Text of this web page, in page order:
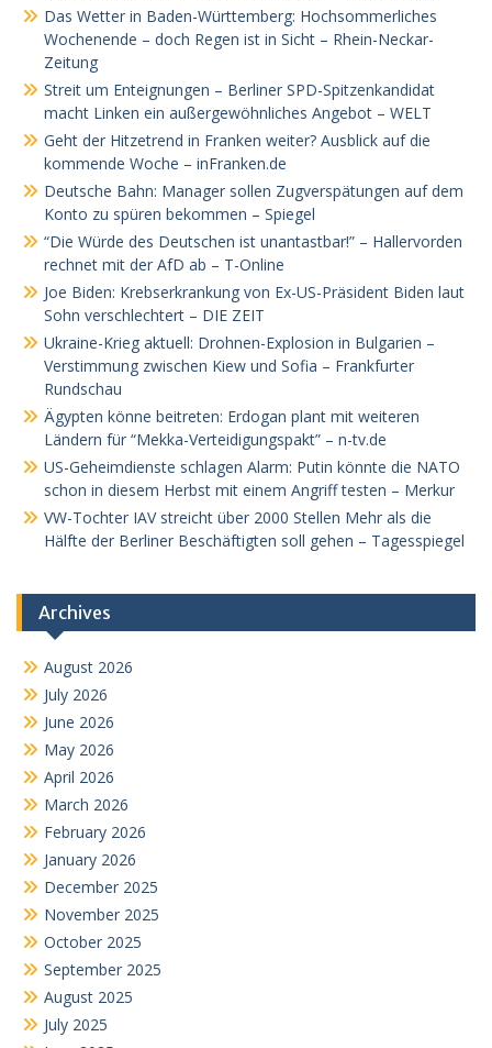
Das Wetter in Baden-Württemberg: Hochsommerliches
Wochenende – doch Regen ist in Sicht – Rhein-Neckar-
Zeitung
Streit um Enteignungen – Berliner SPD-Spitzenkandidat
macht Linken ein außergewöhnliches Angebot – WELT
Geht der Hitzetrend in Franken weiter? Ausblick auf die
kommende Woche – inFranken.de
Deutsche Bahn: Manager sollen Zugverspätungen auf dem
Konto zu spüren bekommen – Spiegel
“Die Würde des Deutschen ist unantastbar!” – Hallervorden
rechnet mit der AfD ab – T-Online
Joe Biden: Krebserkrankung von Ex-US-Präsident Biden laut
Sohn verschlechtert – DIE ZEIT
Ukraine-Krieg aktuell: Drohnen-Explosion in Bulgarien –
Verstimmung zwischen Kiew und Sofia – Frankfurter
Rundschau
Ägypten könne beitreten: Erdogan plant mit weiteren
Ländern für “Mekka-Verteidigungspakt” – n-tv.de
US-Geheimdienste schlagen Alarm: Putin könnte die NATO
schon in diesem Herbst mit einem Angriff testen – Merkur
VW-Tochter IAV streicht über 2000 Stellen Mehr als die
Hälfte der Berliner Beschäftigten soll gehen – Tagesspiegel
Archives
August 2026
July 2026
June 2026
May 2026
April 2026
March 2026
February 2026
January 2026
December 2025
November 2025
October 2025
September 2025
August 2025
July 2025